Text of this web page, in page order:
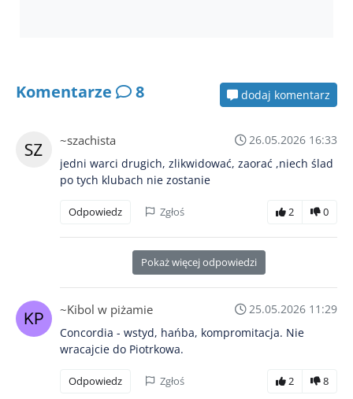
Komentarze 8 dodaj komentarz
~szachista
26.05.2026 16:33
jedni warci drugich, zlikwidować, zaorać ,niech ślad
po tych klubach nie zostanie
Odpowiedz Zgłoś 2 0
Pokaż więcej odpowiedzi
~Kibol w piżamie
25.05.2026 11:29
Concordia - wstyd, hańba, kompromitacja. Nie
wracajcie do Piotrkowa.
Odpowiedz Zgłoś 2 8